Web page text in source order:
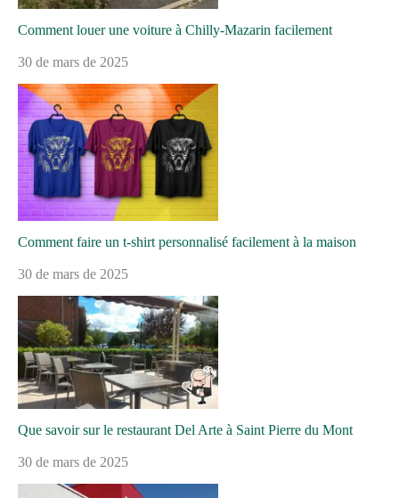
Comment louer une voiture à Chilly-Mazarin facilement
30 de mars de 2025
Comment faire un t-shirt personnalisé facilement à la maison
30 de mars de 2025
Que savoir sur le restaurant Del Arte à Saint Pierre du Mont
30 de mars de 2025